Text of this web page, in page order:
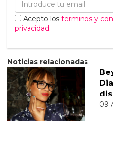
Acepto los terminos y
privacidad.
Noticias relacionadas
09